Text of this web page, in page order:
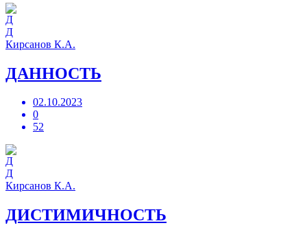
Д
Кирсанов К.А.
ДАННОСТЬ
02.10.2023
0
52
Д
Кирсанов К.А.
ДИСТИМИЧНОСТЬ